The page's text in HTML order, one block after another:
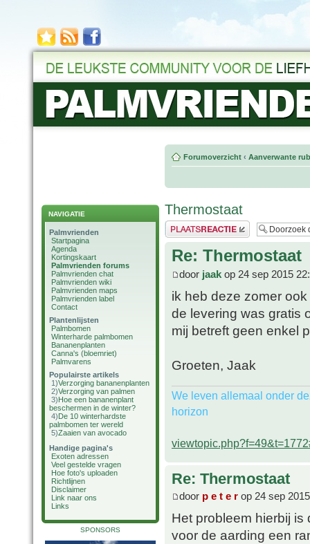
NAVIGATIE
Palmvrienden
Startpagina
Agenda
Kortingskaart
Palmvrienden forums
Palmvrienden chat
Palmvrienden wiki
Palmvrienden maps
Palmvrienden label
Contact
Plantenlijsten
Palmbomen
Winterharde palmbomen
Bananenplanten
Canna's (bloemriet)
Palmvarens
Populairste artikels
1)Verzorging bananenplanten
2)Verzorging van palmen
3)Hoe een bananenplant
beschermen in de winter?
4)De 10 winterhardste
palmbomen ter wereld
5)Zaaien van avocado
Handige pagina's
Exoten adressen
Veel gestelde vragen
Hoe foto's uploaden
Richtlijnen
Disclaimer
Link naar ons
Links
SPONSORS
Forumoverzicht ‹ Aanverwante
Thermostaat
Plaats een reactie
Re: Thermostaat
door jaak op 24 sep 2015
ik heb deze zomer
de levering was gratis
mij betreft geen enkel
Groeten, Jaak
We leven allemaal onder
horizon
Re: Thermostaat
door p e t e r op 24 sep
Het probleem hierbij
voor de aarding een